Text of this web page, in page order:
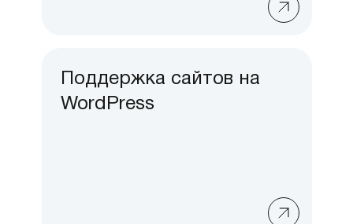
Поддержка сайтов на
WordPress